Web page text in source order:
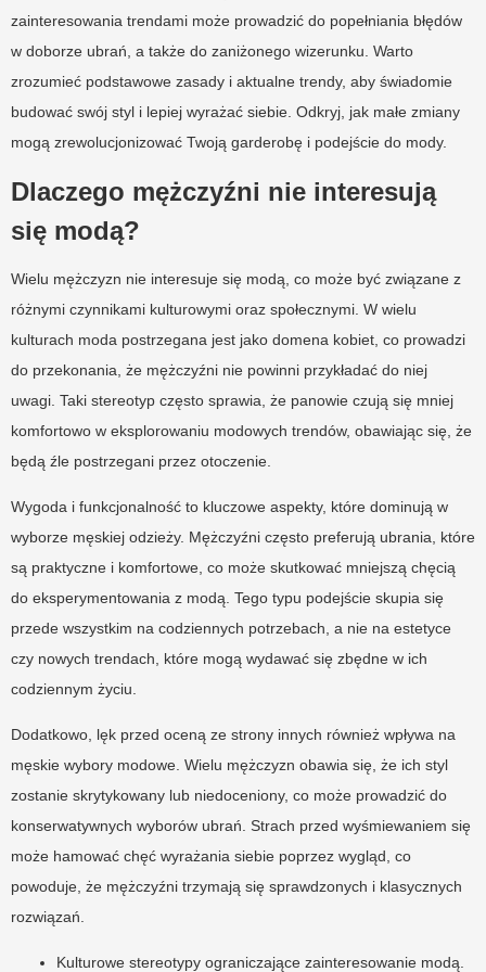
zainteresowania trendami może prowadzić do popełniania błędów
w doborze ubrań, a także do zaniżonego wizerunku. Warto
zrozumieć podstawowe zasady i aktualne trendy, aby świadomie
budować swój styl i lepiej wyrażać siebie. Odkryj, jak małe zmiany
mogą zrewolucjonizować Twoją garderobę i podejście do mody.
Dlaczego mężczyźni nie interesują
się modą?
Wielu mężczyzn nie interesuje się modą, co może być związane z
różnymi czynnikami kulturowymi oraz społecznymi. W wielu
kulturach moda postrzegana jest jako domena kobiet, co prowadzi
do przekonania, że mężczyźni nie powinni przykładać do niej
uwagi. Taki stereotyp często sprawia, że panowie czują się mniej
komfortowo w eksplorowaniu modowych trendów, obawiając się, że
będą źle postrzegani przez otoczenie.
Wygoda i funkcjonalność to kluczowe aspekty, które dominują w
wyborze męskiej odzieży. Mężczyźni często preferują ubrania, które
są praktyczne i komfortowe, co może skutkować mniejszą chęcią
do eksperymentowania z modą. Tego typu podejście skupia się
przede wszystkim na codziennych potrzebach, a nie na estetyce
czy nowych trendach, które mogą wydawać się zbędne w ich
codziennym życiu.
Dodatkowo, lęk przed oceną ze strony innych również wpływa na
męskie wybory modowe. Wielu mężczyzn obawia się, że ich styl
zostanie skrytykowany lub niedoceniony, co może prowadzić do
konserwatywnych wyborów ubrań. Strach przed wyśmiewaniem się
może hamować chęć wyrażania siebie poprzez wygląd, co
powoduje, że mężczyźni trzymają się sprawdzonych i klasycznych
rozwiązań.
Kulturowe stereotypy ograniczające zainteresowanie modą.